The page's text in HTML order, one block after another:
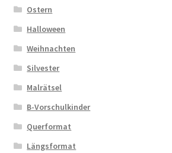
Ostern
Halloween
Weihnachten
Silvester
Malrätsel
B-Vorschulkinder
Querformat
Längsformat